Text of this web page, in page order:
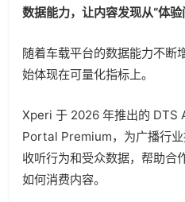
数据能力，让内容发现从“体验
随着车载平台的数据能力不断
始体现在可量化指标上。
Xperi 于 2026 年推出的
Portal Premium，为广播行
收听行为和受众数据，帮助合
如何消费内容。